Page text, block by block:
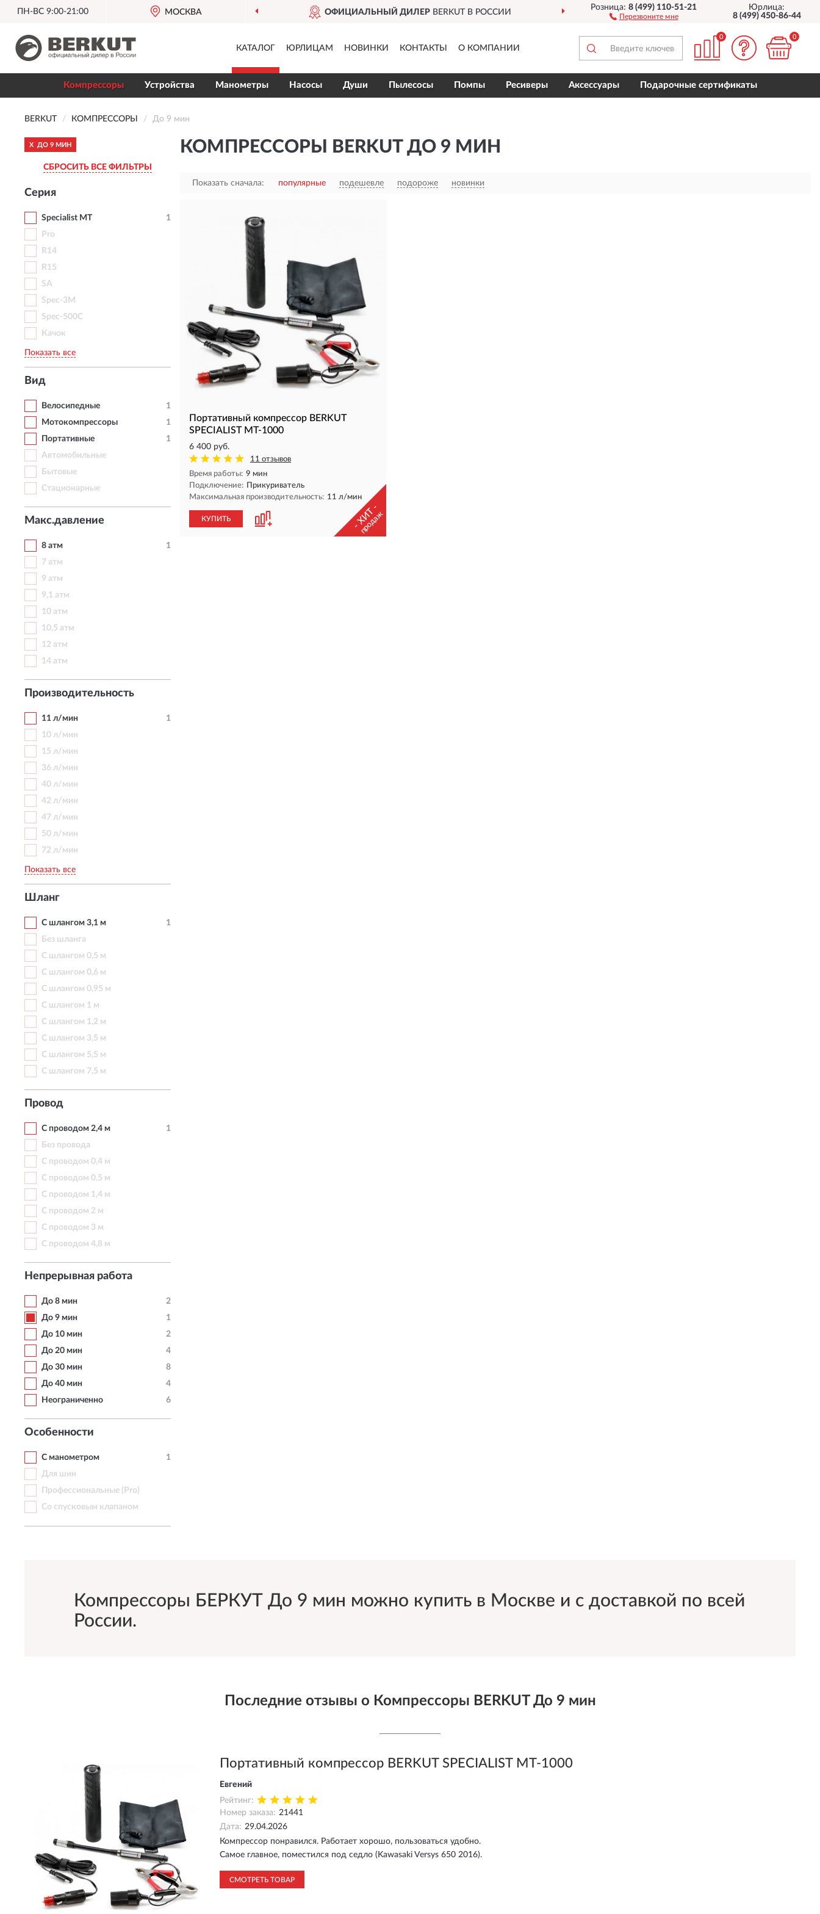
ПН-ВС 9:00-21:00 МОСКВА ОФИЦИАЛЬНЫЙ ДИЛЕРBERKUT В РОССИИ ДОСТАВИМПО ВСЕЙ РОССИИ
Розница:8 (499) 110-51-21
Перезвоните мне
Юрлица:
8 (499) 450-86-44
КАТАЛОГ ЮРЛИЦАМ НОВИНКИ КОНТАКТЫ О КОМПАНИИ
0 0
Компрессоры Устройства Манометры Насосы Души Пылесосы Помпы Ресиверы Аксессуары Подарочные сертификаты
BERKUT КОМПРЕССОРЫ До 9 мин
X ДО 9 МИН
СБРОСИТЬ ВСЕ ФИЛЬТРЫ
Серия
Specialist MT
1
Pro
R14
R15
SA
Spec-3M
Spec-500C
Качок
Показать все
Вид
Велосипедные
1
Мотокомпрессоры
1
Портативные
1
Автомобильные
Бытовые
Стационарные
Макс.давление
8 атм
1
7 атм
9 атм
9,1 атм
10 атм
10,5 атм
12 атм
14 атм
Производительность
11 л/мин
1
10 л/мин
15 л/мин
36 л/мин
40 л/мин
42 л/мин
47 л/мин
50 л/мин
72 л/мин
Показать все
Шланг
С шлангом 3,1 м
1
Без шланга
С шлангом 0,5 м
С шлангом 0,6 м
С шлангом 0,95 м
С шлангом 1 м
С шлангом 1,2 м
С шлангом 3,5 м
С шлангом 5,5 м
С шлангом 7,5 м
Провод
С проводом 2,4 м
1
Без провода
С проводом 0,4 м
С проводом 0,5 м
С проводом 1,4 м
С проводом 2 м
С проводом 3 м
С проводом 4,8 м
Непрерывная работа
До 8 мин
2
До 9 мин
1
До 10 мин
2
До 20 мин
4
До 30 мин
8
До 40 мин
4
Неограниченно
6
Особенности
С манометром
1
Для шин
Профессиональные (Pro)
Со спусковым клапаном
КОМПРЕССОРЫ BERKUT ДО 9 МИН
Показать сначала: популярные подешевле подороже новинки
Портативный компрессор BERKUT
SPECIALIST MT-1000
6 400 руб.
11 отзывов
Время работы: 9 мин
Подключение: Прикуриватель
Максимальная производительность: 11 л/мин
КУПИТЬ - ХИТ -
продаж
Компрессоры БЕРКУТ До 9 мин можно купить в Москве и с доставкой по всей
России.
Последние отзывы о Компрессоры BERKUT До 9 мин
Портативный компрессор BERKUT SPECIALIST MT-1000
Евгений
Рейтинг:
Номер заказа: 21441
Дата: 29.04.2026
Компрессор понравился. Работает хорошо, пользоваться удобно.
Самое главное, поместился под седло (Kawasaki Versys 650 2016).
СМОТРЕТЬ ТОВАР